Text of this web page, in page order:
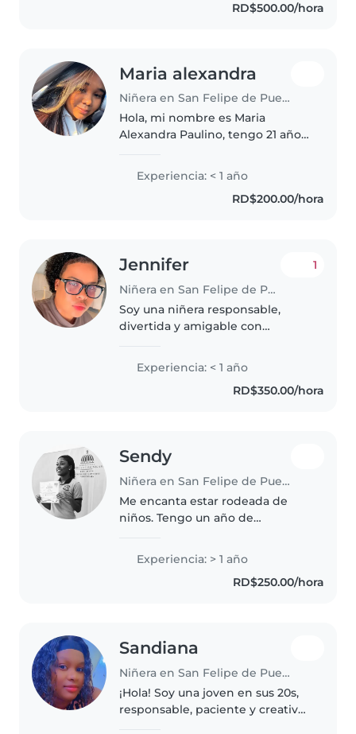
RD$500.00/hora
Maria alexandra
Niñera en San Felipe de Puerto Plata
Hola, mi nombre es Maria
Alexandra Paulino, tengo 21 años,
los animales y disfruto compartir
con niños.
Experiencia: < 1 año
RD$200.00/hora
Jennifer
Niñera en San Felipe de Puerto Plata
1
Soy una niñera responsable,
divertida y amigable con
juegos. Me siento cómoda con
mascotas, cocinar y ayuda con la
tarea. Cuento con carro propio...
Experiencia: < 1 año
RD$350.00/hora
Sendy
Niñera en San Felipe de Puerto Plata
Me encanta estar rodeada de
niños. Tengo un año de
preescolares. Me encanta leerles,
cantar y hacer juegos divertidos.
También ayudo con las tareas del
Experiencia: > 1 año
RD$250.00/hora
Sandiana
Niñera en San Felipe de Puerto Plata
¡Hola! Soy una joven en sus 20s,
responsable, paciente y creativa,